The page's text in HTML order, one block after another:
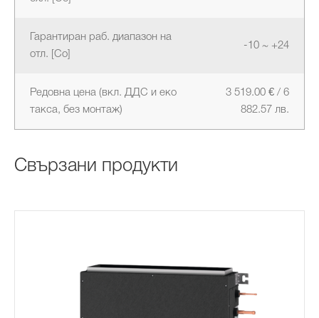
Гарантиран раб. диапазон на
отл. [Co]
-10 ~ +24
Редовна цена (вкл. ДДС и еко
такса, без монтаж)
3 519.00 € / 6
882.57 лв.
Свързани продукти